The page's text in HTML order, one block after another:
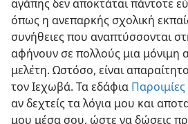
αγάπης δεν αποκτάται πάντοτε
όπως η ανεπαρκής σχολική
συνήθειες που αναπτύσσονται
αφήνουν σε πολλούς μια μόνιμη
μελέτη. Ωστόσο, είναι
τον Ιεχωβά. Τα εδάφια
αν δεχτείς τα λόγια μου και
μου μέσα σου, ώστε να δώσεις